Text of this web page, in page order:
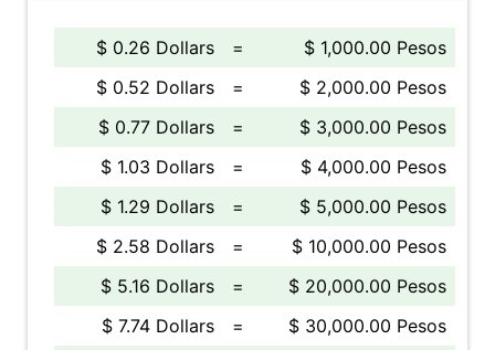
$ 0.26 Dollars =
$ 1,000.00 Pesos
$ 0.52 Dollars
=
$ 2,000.00 Pesos
$ 0.77 Dollars
=
$ 3,000.00 Pesos
$ 1.03 Dollars
=
$ 4,000.00 Pesos
$ 1.29 Dollars
=
$ 5,000.00 Pesos
$ 2.58 Dollars
=
$ 10,000.00 Pesos
$ 5.16 Dollars
=
$ 20,000.00 Pesos
$ 7.74 Dollars
=
$ 30,000.00 Pesos